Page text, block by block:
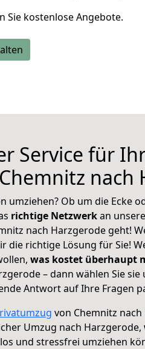
Sie kostenlose Angebote.
Service für
nach
umziehen? Ob um die Ecke
richtige Netzwerkan
nach Harzgerode geht!
die richtige Lösung für Sie!
was kostet überhaupt
– dann wählen Sie
Antwort auf Ihre Fragen
von Chemnitz
Umzug nach Harzgerode,
und stressfrei umziehen